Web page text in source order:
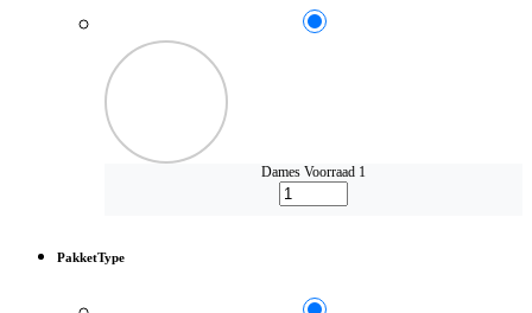
Dames Voorraad 1
PakketType